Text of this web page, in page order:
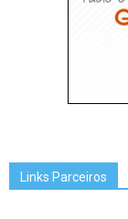
Links Parceiros